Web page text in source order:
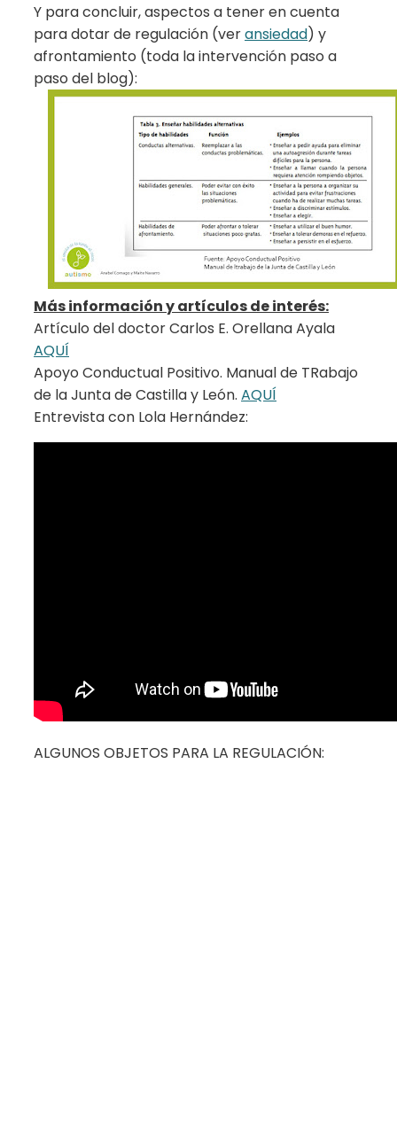
Y para concluir, aspectos a tener en cuenta
para dotar de regulación (veransiedad) y
afrontamiento (toda la intervención paso a
paso del blog):
Más información y artículos de interés:
Artículo del doctor Carlos E. Orellana Ayala
AQUÍ
Apoyo Conductual Positivo. Manual de TRabajo
de la Junta de Castilla y León. AQUÍ
Entrevista con Lola Hernández:
ALGUNOS OBJETOS PARA LA REGULACIÓN: